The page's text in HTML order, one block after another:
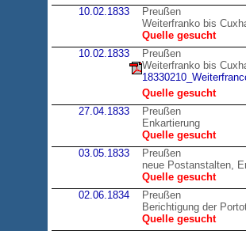
10.02.1833
Preußen
Weiterfranko bis
Quelle gesucht
10.02.1833
Preußen
Weiterfranko bis
Quelle gesucht
27.04.1833
Preußen
Enkartierung
Quelle gesucht
03.05.1833
Preußen
neue Postanstalten,
Quelle gesucht
02.06.1834
Preußen
Berichtigung der
Quelle gesucht